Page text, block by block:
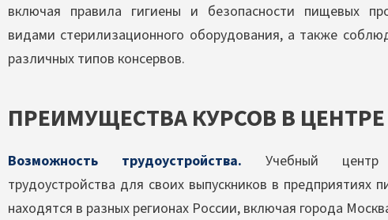
включая правила гигиены и безопасности пищевых
видами стерилизационного оборудования, а также
различных типов консервов.
ПРЕИМУЩЕСТВА КУРСОВ В
Возможность трудоустройства. Учебный центр
трудоустройства для своих выпускников в
находятся в разных регионах России, включая города